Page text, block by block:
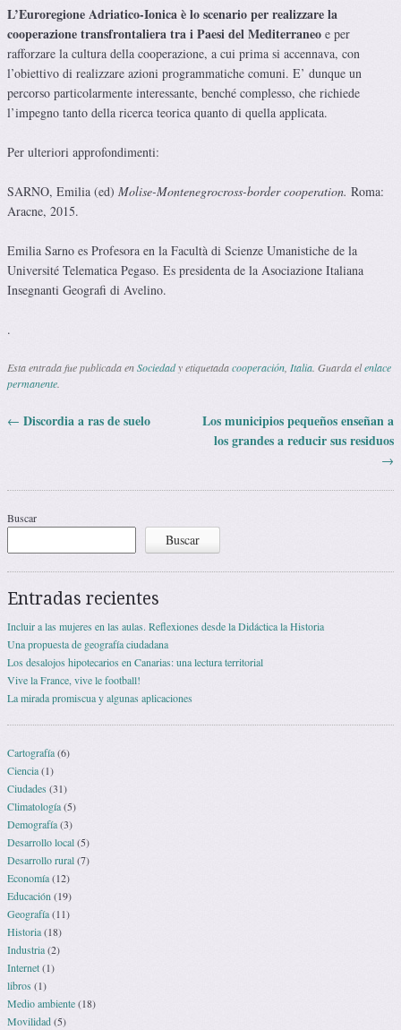
L’EuroregioneAdriatico-Ionicaè lo scenario per realizzare la
cooperazione transfrontaliera tra i Paesi del Mediterraneo e per
rafforzare la cultura della cooperazione, a cui prima si accennava, con
l’obiettivo di realizzare azioni programmatiche comuni. E’ dunque un
percorso particolarmente interessante, benché complesso, che richiede
l’impegno tanto della ricerca teorica quanto di quella applicata.
Per ulteriori approfondimenti:
SARNO, Emilia (ed) Molise-Montenegrocross-border cooperation. Roma:
Aracne, 2015.
Emilia Sarno es Profesora en la Facultà di Scienze Umanistiche de la
Université Telematica Pegaso. Es presidenta de la Asociazione Italiana
Insegnanti Geografi di Avelino.
.
Esta entrada fue publicada enSociedady etiquetadacooperación, Italia. Guarda elenlace
permanente.
Navegación de entradas
← Discordia a ras de suelo
Los municipios pequeños enseñan a
los grandes a reducir sus residuos
→
Buscar
Buscar
Entradas recientes
Incluir a las mujeres en las aulas. Reflexiones desde la Didáctica la Historia
Una propuesta de geografía ciudadana
Los desalojos hipotecarios en Canarias: una lectura territorial
Vive la France, vive le football!
La mirada promiscua y algunas aplicaciones
Cartografía(6)
Ciencia(1)
Ciudades (31)
Climatología(5)
Demografía(3)
Desarrollo local(5)
Desarrollo rural(7)
Economía(12)
Educación (19)
Geografía(11)
Historia(18)
Industria(2)
Internet(1)
libros (1)
Medio ambiente(18)
Movilidad(5)